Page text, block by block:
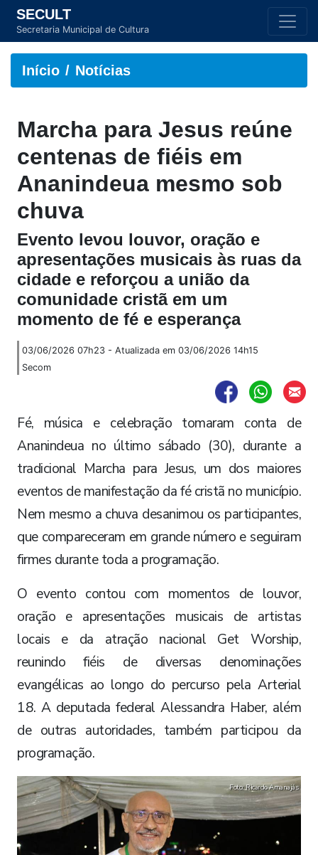
SECULT
Secretaria Municipal de Cultura
Início Notícias
Marcha para Jesus reúne
centenas de fiéis em
Ananindeua mesmo sob
chuva
Evento levou louvor, oração e
apresentações musicais às ruas da
cidade e reforçou a união da
comunidade cristã em um
momento de fé e esperança
03/06/2026 07h23 - Atualizada em 03/06/2026 14h15
Secom
Fé, música e celebração tomaram conta de
Ananindeua no último sábado (30), durante a
tradicional Marcha para Jesus, um dos maiores
eventos de manifestação da fé cristã no município.
Nem mesmo a chuva desanimou os participantes,
que compareceram em grande número e seguiram
firmes durante toda a programação.
O evento contou com momentos de louvor,
oração e apresentações musicais de artistas
locais e da atração nacional Get Worship,
reunindo fiéis de diversas denominações
evangélicas ao longo do percurso pela Arterial
18. A deputada federal Alessandra Haber, além
de outras autoridades, também participou da
programação.
Foto: Ricardo Amanajás